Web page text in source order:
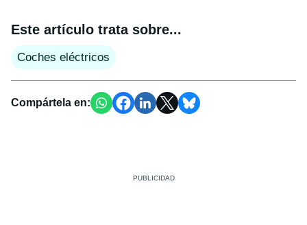
Este artículo trata sobre...
Coches eléctricos
Compártela en: